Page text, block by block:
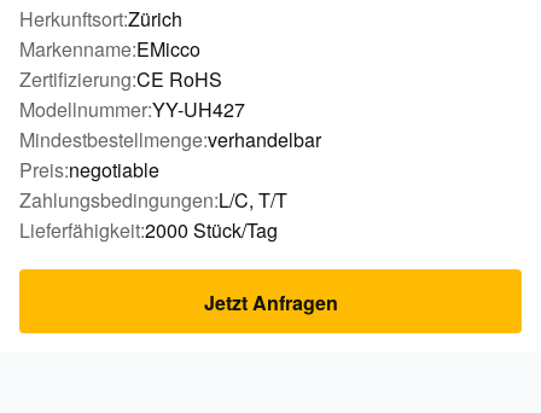
Herkunftsort:Zürich
Markenname:EMicco
Zertifizierung:CE RoHS
Modellnummer:YY-UH427
Mindestbestellmenge:verhandelbar
Preis:negotiable
Zahlungsbedingungen:L/C, T/T
Lieferfähigkeit:2000 Stück/Tag
Jetzt Anfragen